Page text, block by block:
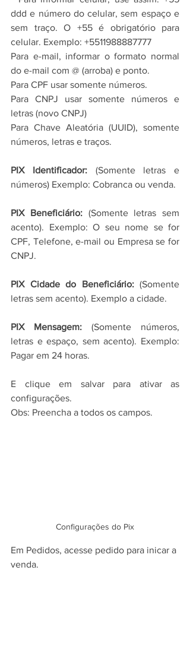
ddd e número do celular, sem espaço e
sem traço. O +55 é obrigatório para
celular. Exemplo: +5511988887777
Para e-mail, informar o formato normal
do e-mail com @ (arroba) e ponto.
Para CPF usar somente números.
Para CNPJ usar somente números e
letras (novo CNPJ)
Para Chave Aleatória (UUID), somente
números, letras e traços.
PIX Identificador: (Somente letras e
números) Exemplo: Cobranca ou venda.
PIX Beneficiário: (Somente letras sem
acento). Exemplo: O seu nome se for
CPF, Telefone, e-mail ou Empresa se for
CNPJ.
PIX Cidade do Beneficiário: (Somente
letras sem acento). Exemplo a cidade.
PIX Mensagem: (Somente números,
letras e espaço, sem acento). Exemplo:
Pagar em 24 horas.
E clique em salvar para ativar as
configurações.
Obs: Preencha a todos os campos.
Configurações do Pix
Em Pedidos, acesse pedido para inicar a
venda.